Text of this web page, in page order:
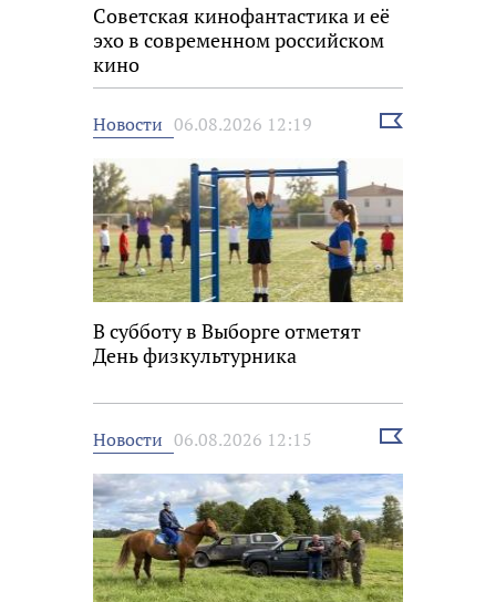
Советская кинофантастика и её
эхо в современном российском
кино
Новости 06.08.2026 12:19
Выбрать
В субботу в Выборге отметят
День физкультурника
Новости 06.08.2026 12:15
Выбрать